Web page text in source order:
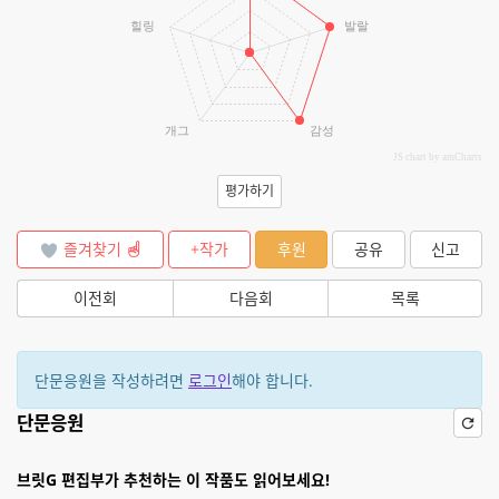
발랄
감성
개그
힐링
JS chart by amCharts
평가하기
즐겨찾기 +작가 후원 공유 신고
이전회 다음회 목록
단문응원을 작성하려면 로그인해야 합니다.
단문응원
브릿G 편집부가 추천하는 이 작품도 읽어보세요!